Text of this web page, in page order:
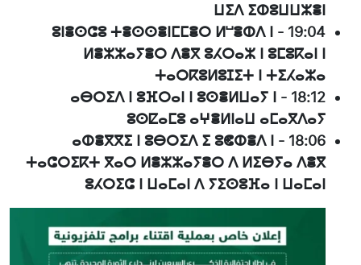
ⵡⵉⴷ ⵉⵀⵓⵡⵡⵣⴻⵏ
19:04
-
ⵓⵏⴻⵙⵛⵓ ⵜⴻⵙⵙⴻⵏⵎⵎⴻⵔ ⵍⵯⴻⵀⴷ ⵏ
ⵍⴻⵣⵣⴰⵢⴻⵔ ⴷⴻⴳ ⵓⵃⵔⴰⵣ ⵏ ⵓⵎⵓⴽⴰⵏ ⵏ
ⵜⴰⵔⴽⵓⵍⵓⵊⵉⵜ ⵏ ⵜⵉⵃⴰⵣⴰ
18:12
-
ⴰⴱⵔⵉⴷ ⵏ ⵓⴼⵔⴰⵏ ⵏ ⵓⵙⴻⵍⵡⴰⵢ ⵏ
ⵓⵙⵇⴰⵎⵓ ⴰⵖⴻⵍⵏⴰⵡ ⴰⵎⴰⴳⴷⴰⵢ
18:06
-
ⴰⵀⴻⴳⴳⵉ ⵏ ⵓⴱⵔⵉⴷ ⵉ ⵓⵞⵀⴻⴷ ⵏ
ⵜⴰⵛⵔⵉⴽⵜ ⴳⴰⵔ ⵍⴻⵣⵣⴰⵢⴻⵔ ⴷ ⵍⵉⴱⵢⴰ ⴷⴻⴳ
ⵓⵃⵔⵉⵛ ⵏ ⵡⴰⵎⴰⵏ ⴷ ⵢⵉⵙⵓⴼⴰ ⵏ ⵡⴰⵎⴰⵏ